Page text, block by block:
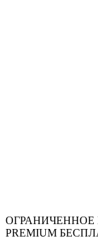
ОГРАНИЧЕННОЕ
PREMIUM